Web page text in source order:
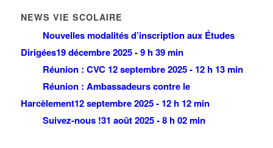
NEWS VIE SCOLAIRE
Nouvelles modalités d’inscription aux Études
Dirigées19 décembre 2025 - 9 h 39 min
Réunion : CVC 12 septembre 2025 - 12 h 13 min
Réunion : Ambassadeurs contre le
Harcèlement12 septembre 2025 - 12 h 12 min
Suivez-nous !31 août 2025 - 8 h 02 min